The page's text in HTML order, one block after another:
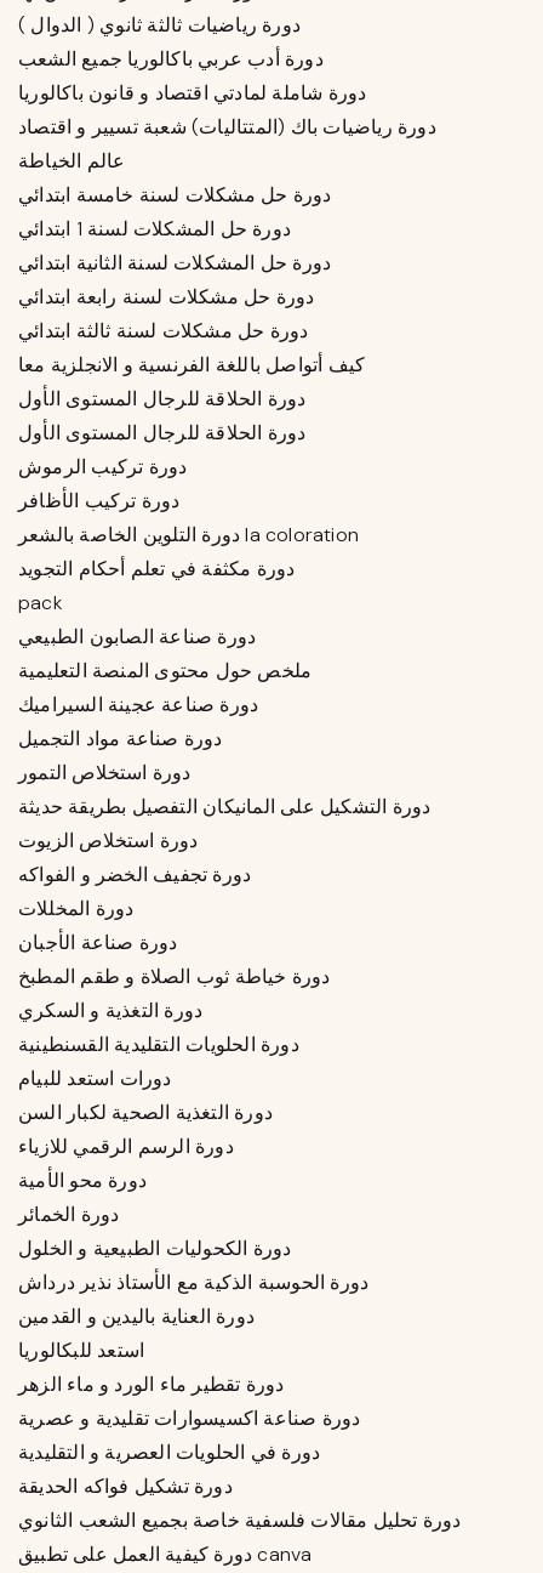
دورة رياضيات ثالثة ثانوي ( الدوال )
دورة أدب عربي باكالوريا جميع الشعب
دورة شاملة لمادتي اقتصاد و قانون باكالوريا
دورة رياضيات باك (المتتاليات) شعبة تسيير و اقتصاد
عالم الخياطة
دورة حل مشكلات لسنة خامسة ابتدائي
دورة حل المشكلات لسنة 1 ابتدائي
دورة حل المشكلات لسنة الثانية ابتدائي
دورة حل مشكلات لسنة رابعة ابتدائي
دورة حل مشكلات لسنة ثالثة ابتدائي
كيف أتواصل باللغة الفرنسية و الانجلزية معا
دورة الحلاقة للرجال المستوى الأول
دورة الحلاقة للرجال المستوى الأول
دورة تركيب الرموش
دورة تركيب الأظافر
دورة التلوين الخاصة بالشعر la coloration
دورة مكثفة في تعلم أحكام التجويد
pack
دورة صناعة الصابون الطبيعي
ملخص حول محتوى المنصة التعليمية
دورة صناعة عجينة السيراميك
دورة صناعة مواد التجميل
دورة استخلاص التمور
دورة التشكيل على المانيكان التفصيل بطريقة حديثة
دورة استخلاص الزيوت
دورة تجفيف الخضر و الفواكه
دورة المخللات
دورة صناعة الأجبان
دورة خياطة ثوب الصلاة و طقم المطبخ
دورة التغذية و السكري
دورة الحلويات التقليدية القسنطينية
دورات استعد للبيام
دورة التغذية الصحية لكبار السن
دورة الرسم الرقمي للازياء
دورة محو الأمية
دورة الخمائر
دورة الكحوليات الطبيعية و الخلول
دورة الحوسبة الذكية مع الأستاذ نذير درداش
دورة العناية باليدين و القدمين
استعد للبكالوريا
دورة تقطير ماء الورد و ماء الزهر
دورة صناعة اكسيسوارات تقليدية و عصرية
دورة في الحلويات العصرية و التقليدية
دورة تشكيل فواكه الحديقة
دورة تحليل مقالات فلسفية خاصة بجميع الشعب الثانوي
دورة كيفية العمل على تطبيق canva